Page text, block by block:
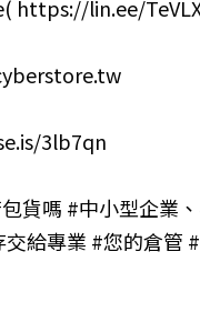
https://lin.ee/
3lb7qn
貨嗎 #中小型企業 、
給專業 #您的倉管